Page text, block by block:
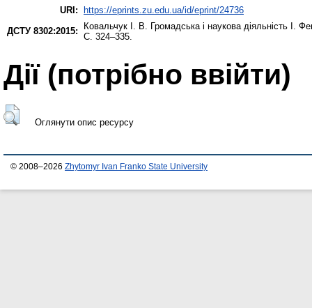
URI: https://eprints.zu.edu.ua/id/eprint/24736
ДСТУ 8302:2015:
Ковальчук І. В.
Громадська і наукова діяльність І.
С. 324–335.
Дії ​​(потрібно ввійти)
Оглянути опис ресурсу
© 2008–2026 Zhytomyr Ivan Franko State University